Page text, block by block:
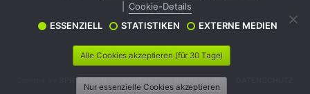
©KUNST-stückchen2026
BPR*DESIGN•KONTAKT•IMPRESSUM•
Cookie-Details
ESSENZIELL
STATISTIKEN EXTERNE MEDIEN
Alle Cookies akzeptieren (für 30 Tage)
Nur essenzielle Cookies akzeptieren